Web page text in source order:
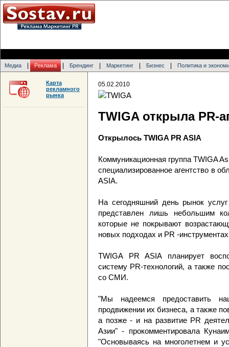
Медиа Реклама Брендинг Маркетинг Бизнес Политика и
05.02.2010
TWIGA открыла PR-
Открылось TWIGA PR ASIA
Коммуникационная группа TWIGA
специализированное агентство в
ASIA.
На сегодняшний день рынок
представлен лишь небольшим
которые не покрывают
новых подходах и PR -
TWIGA PR ASIA планирует
систему PR-технологий, а также
со СМИ.
"Мы надеемся предоставить
продвижении их бизнеса, а также
а позже - и на развитие PR
Азии" - прокомментировала
"Основываясь на многолетнем и
Карта
рекламного
рынка